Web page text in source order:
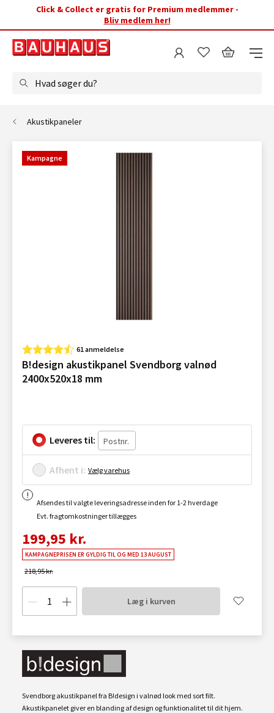
Click & Collect er gratis for Premium medlemmer -
Bliv medlem her!
Hvad søger du?
Akustikpaneler
Kampagne
61 anmeldelse
B!design akustikpanel Svendborg valnød
2400x520x18 mm
Leveres til:
Afhent i: Vælg varehus
Afsendes til valgte leveringsadresse inden for 1-2 hverdage
Evt. fragtomkostninger tillægges
199,95 kr.
KAMPAGNEPRISEN ER GYLDIG TIL OG MED 13 AUGUST
218,95 kr.
Læg i kurven
Svendborg akustikpanel fra B!design i valnød look med sort filt.
Akustikpanelet giver en blanding af design og funktionalitet til dit hjem.